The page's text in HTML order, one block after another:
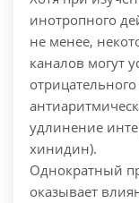
инотропного
не менее,
каналов могут
удлинение
хинидин).
Однократный
оказывает